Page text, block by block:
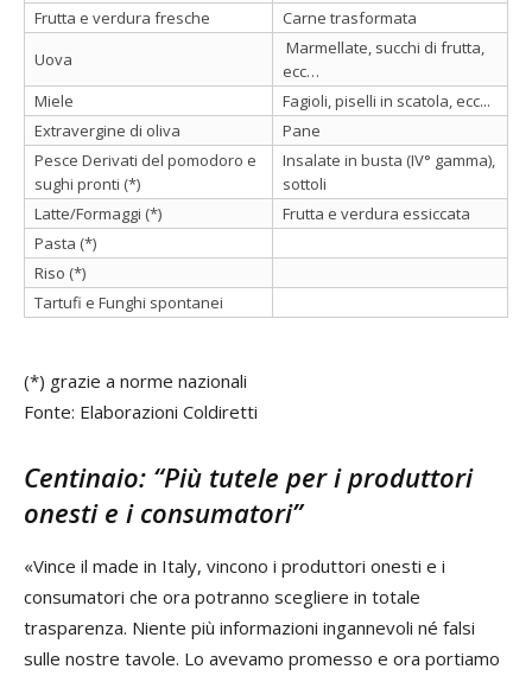
Frutta e verdura fresche
Carne trasformata
Uova
Marmellate, succhi di frutta,
ecc…
Miele
Fagioli, piselli in scatola, ecc...
Extravergine di oliva
Pane
Pesce Derivati del pomodoro e
sughi pronti (*)
Insalate in busta (IV° gamma),
sottoli
Latte/Formaggi (*)
Frutta e verdura essiccata
Pasta (*)
Riso (*)
Tartufi e Funghi spontanei
(*) grazie a norme nazionali
Fonte: Elaborazioni Coldiretti
Centinaio: “Più tutele per i produttori
onesti e i consumatori”
«Vince il made in Italy, vincono i produttori onesti e i
consumatori che ora potranno scegliere in totale
trasparenza. Niente più informazioni ingannevoli né falsi
sulle nostre tavole. Lo avevamo promesso e ora portiamo